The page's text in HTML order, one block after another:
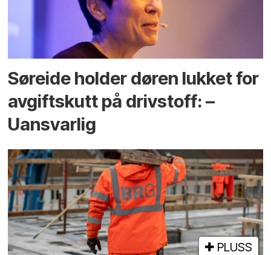
Søreide holder døren lukket for
avgiftskutt på drivstoff: –
Uansvarlig
PLUSS